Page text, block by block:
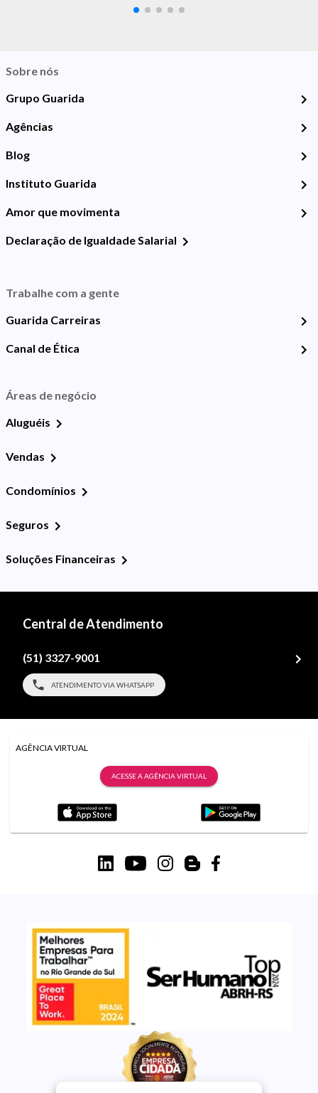
Sobre nós
Grupo Guarida
Agências
Blog
Instituto Guarida
Amor que movimenta
Declaração de Igualdade Salarial
Trabalhe com a gente
Guarida Carreiras
Canal de Ética
Áreas de negócio
Aluguéis
Vendas
Condomínios
Seguros
Soluções Financeiras
Central de Atendimento
(51) 3327-9001
ATENDIMENTO VIA WHATSAPP
AGÊNCIA VIRTUAL
ACESSE A AGÊNCIA VIRTUAL